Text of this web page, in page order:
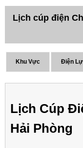
Lịch cúp điện
Khu Vực Điện
Lịch Cúp
Hải Phòng